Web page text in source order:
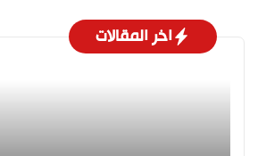
اخر المقالات